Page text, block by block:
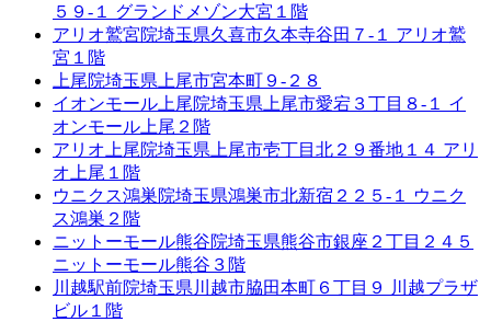
５９-１ グランドメゾン大宮１階
アリオ鷲宮院埼玉県久喜市久本寺谷田７-１ アリオ鷲
宮１階
上尾院埼玉県上尾市宮本町９-２８
イオンモール上尾院埼玉県上尾市愛宕３丁目８-１ イ
オンモール上尾２階
アリオ上尾院埼玉県上尾市壱丁目北２９番地１４ アリ
オ上尾１階
ウニクス鴻巣院埼玉県鴻巣市北新宿２２５-１ ウニク
ス鴻巣２階
ニットーモール熊谷院埼玉県熊谷市銀座２丁目２４５
ニットーモール熊谷３階
川越駅前院埼玉県川越市脇田本町６丁目９ 川越プラザ
ビル１階